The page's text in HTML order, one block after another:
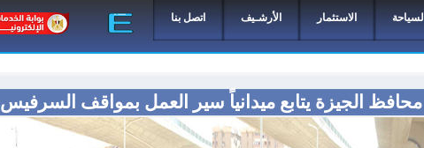
السياحة الاستثمار الأرشـيف اتصل بنا
محافظ الجيزة يتابع ميدانياً سير العمل بمواقف السرفيس